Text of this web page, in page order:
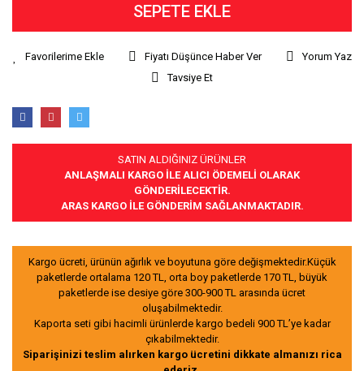
SEPETE EKLE
Fiyatı Düşünce Haber Ver
Yorum Yaz
Tavsiye Et
SATIN ALDIĞINIZ ÜRÜNLER
ANLAŞMALI KARGO İLE ALICI ÖDEMELİ OLARAK
GÖNDERİLECEKTİR.
ARAS KARGO İLE GÖNDERİM SAĞLANMAKTADIR.
Kargo ücreti, ürünün ağırlık ve boyutuna göre değişmektedir.Küçük
paketlerde ortalama 120 TL, orta boy paketlerde 170 TL, büyük
paketlerde ise desiye göre 300-900 TL arasında ücret
oluşabilmektedir.
Kaporta seti gibi hacimli ürünlerde kargo bedeli 900 TL’ye kadar
çıkabilmektedir.
Siparişinizi teslim alırken kargo ücretini dikkate almanızı rica